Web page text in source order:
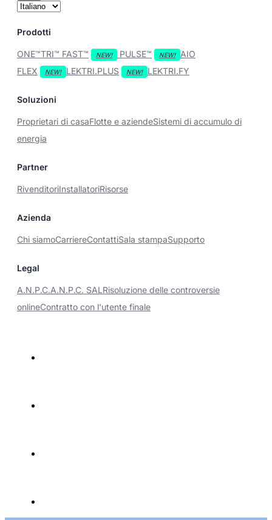
Prodotti
ONE™TRI™ FAST™ PULSE™
AIO
FLEX
LEKTRI.PLUS LEKTRI.FY
Soluzioni
Proprietari di casaFlotte e aziendeSistemi di accumulo di
energia
Partner
RivenditoriInstallatoriRisorse
Azienda
Chi siamoCarriereContattiSala stampaSupporto
Legal
A.N.P.C.A.N.P.C. SALRisoluzione delle controversie
onlineContratto con l'utente finale